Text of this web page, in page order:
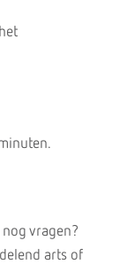
vragen?
arts of